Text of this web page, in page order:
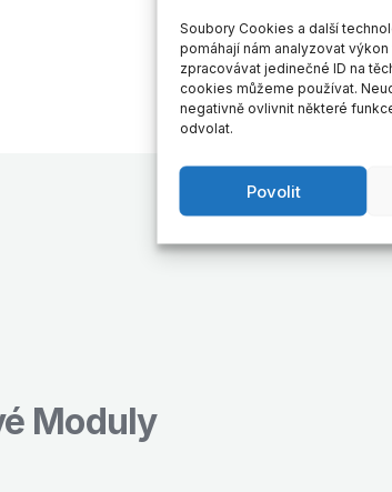
Soubory Cookies a další
pomáhají nám analyzovat
zpracovávat jedinečné ID na
cookies můžeme používat.
negativně ovlivnit některé
odvolat.
Povolit
Moduly